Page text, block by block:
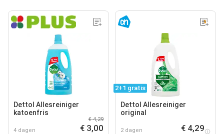
Dettol Allesreiniger
katoenfris
4 dagen
€ 4,29
€ 3,00
2+1 gratis
Dettol Allesreiniger
original
2 dagen € 4,29